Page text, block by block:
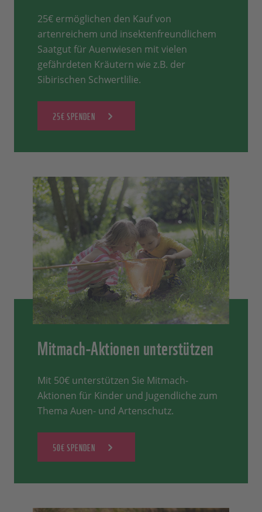
25€ ermöglichen den Kauf von
artenreichem und insektenfreundlichem
Saatgut für Auenwiesen mit vielen
gefährdeten Kräutern wie z.B. der
Sibirischen Schwertlilie.
25€ SPENDEN
Mitmach-Aktionen unterstützen
Mit 50€ unterstützen Sie Mitmach-
Aktionen für Kinder und Jugendliche zum
Thema Auen- und Artenschutz.
50€ SPENDEN